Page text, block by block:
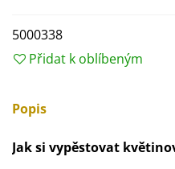
5000338
Přidat k oblíbeným
Popis
Jak si vypěstovat